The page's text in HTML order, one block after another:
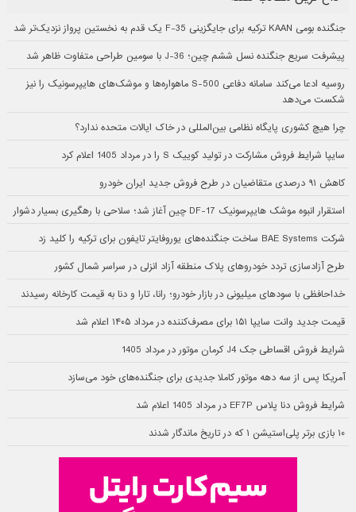
جنگنده بومی KAAN ترکیه برای جایگزینی F-35 یک قدم به نخستین پرواز نزدیک‌تر شد
پیشرفت سریع جنگنده نسل ششم چین؛ J-36 با سومین طراحی متفاوت ظاهر شد
روسیه ادعا می‌کند سامانه دفاعی S-500 ماهواره‌ها و موشک‌های هایپرسونیک را نیز
شکست می‌دهد
چرا هیچ کشوری پایگاه نظامی بین‌المللی در خاک ایالات متحده ندارد؟
سایپا شرایط فروش مشارکت در تولید کوییک S را در مرداد 1405 اعلام کرد
کاهش ۹۱ درصدی متقاضیان در طرح فروش جدید ایران خودرو
استقرار انبوه موشک هایپرسونیک DF-17 چین آغاز شد؛ سلاحی با رهگیری بسیار دشوار
شرکت BAE Systems ساخت جنگنده‌های یوروفایتر تایفون برای ترکیه را کلید زد
طرح آزادسازی تردد خودروهای پلاک منطقه آزاد انزلی در سراسر شمال کشور
خداحافظی با سودهای میلیونی در بازار خودرو؛ رانا، تارا و دنا به قیمت کارخانه رسیدند
قیمت جدید وانت سایپا ۱۵۱ برای مصرف‌کننده در مرداد ۱۴۰۵ اعلام شد
شرایط فروش اقساطی جک J4 کرمان موتور در مرداد 1405
آمریکا پس از سه دهه موتور کاملا جدیدی برای جنگنده‌های خود می‌سازد
شرایط فروش دنا پلاس EF7P در مرداد 1405 اعلام شد
۱۰ بازی برتر پلی‌استیشن ۱ که در تاریخ ماندگار شدند